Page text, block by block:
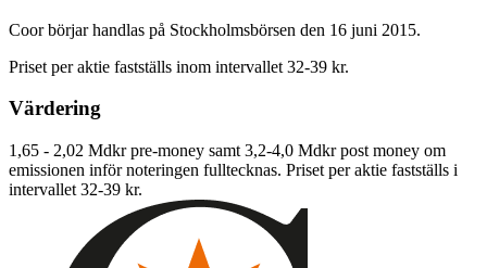
Coor börjar handlas på Stockholmsbörsen den 16 juni 2015.
Priset per aktie fastställs inom intervallet 32-39 kr.
Värdering
1,65 - 2,02 Mdkr pre-money samt 3,2-4,0 Mdkr post money om
emissionen inför noteringen fulltecknas. Priset per aktie fastställs i
intervallet 32-39 kr.